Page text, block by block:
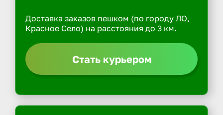
Доставка заказов пешком (по городу ЛО,
Красное Село) на расстояния до 3 км.
Стать курьером